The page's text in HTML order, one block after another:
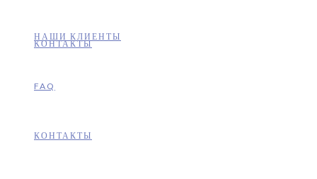
КОНТАКТЫ
НАШИ КЛИЕНТЫ
FAQ
КОНТАКТЫ